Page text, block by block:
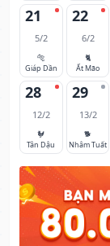
21
5/2
🐅
Giáp Dần
22
6/2
🐈
Ất Mão
28
12/2
🐓
Tân Dậu
29
13/2
🐕
Nhâm Tuất